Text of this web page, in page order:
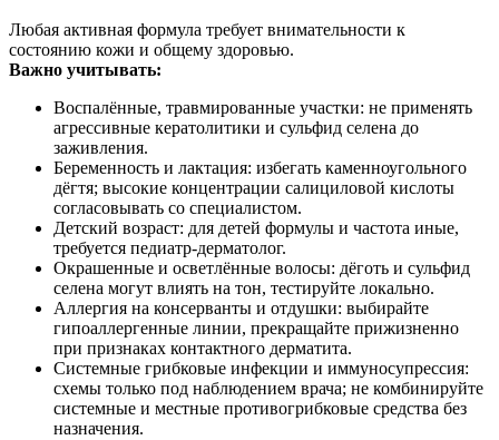
Любая активная формула требует внимательности к
состоянию кожи и общему здоровью.
Важно учитывать:
Воспалённые, травмированные участки: не применять
агрессивные кератолитики и сульфид селена до
заживления.
Беременность и лактация: избегать каменноугольного
дёгтя; высокие концентрации салициловой кислоты
согласовывать со специалистом.
Детский возраст: для детей формулы и частота иные,
требуется педиатр-дерматолог.
Окрашенные и осветлённые волосы: дёготь и сульфид
селена могут влиять на тон, тестируйте локально.
Аллергия на консерванты и отдушки: выбирайте
гипоаллергенные линии, прекращайте прижизненно
при признаках контактного дерматита.
Системные грибковые инфекции и иммуносупрессия:
схемы только под наблюдением врача; не комбинируйте
системные и местные противогрибковые средства без
назначения.